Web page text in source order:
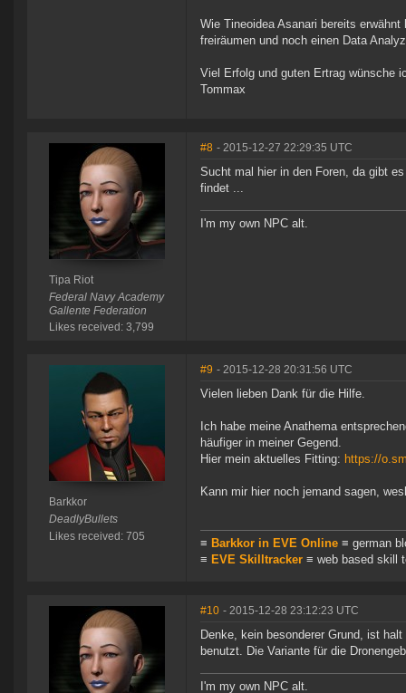
Wie Tineoidea Asanari bereits
freiräumen und noch einen Data
Viel Erfolg und guten Ertrag wünsche
Tommax
Tipa Riot
Federal Navy Academy
Gallente Federation
Likes received: 3,799
#8 - 2015-12-27 22:29:35 UTC
Sucht mal hier in den Foren, da gibt
findet ...
I'm my own NPC alt.
Barkkor
DeadlyBullets
Likes received: 705
#9 - 2015-12-28 20:31:56 UTC
Vielen lieben Dank für die Hilfe.
Ich habe meine Anathema
häufiger in meiner Gegend.
Hier mein aktuelles Fitting: https://
Kann mir hier noch jemand sagen,
≡ Barkkor in EVE Online ≡ german
≡ EVE Skilltracker ≡ web based skill
#10 - 2015-12-28 23:12:23 UTC
Denke, kein besonderer Grund, ist
benutzt. Die Variante für die
I'm my own NPC alt.